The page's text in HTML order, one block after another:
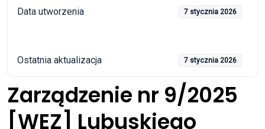
Data utworzenia 7 stycznia 2026
Ostatnia aktualizacja 7 stycznia 2026
Zarządzenie nr 9/2025
[WEZ] Lubuskiego